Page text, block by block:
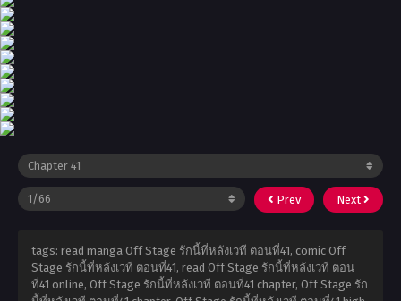
Prev Next
tags: read manga Off Stage รักนี้ที่หลังเวที ตอนที่41, comic Off
Stage รักนี้ที่หลังเวที ตอนที่41, read Off Stage รักนี้ที่หลังเวที ตอน
ที่41 online, Off Stage รักนี้ที่หลังเวที ตอนที่41 chapter, Off Stage รัก